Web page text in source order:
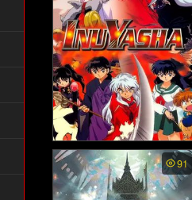
Inuyasha ss2 พากย์ไทย - อิ
นุยาฉะ เทพอสูรจิ้งจอกเงิน
ภาค2 (2001)
91